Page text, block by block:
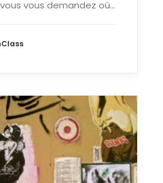
vous demandez où…